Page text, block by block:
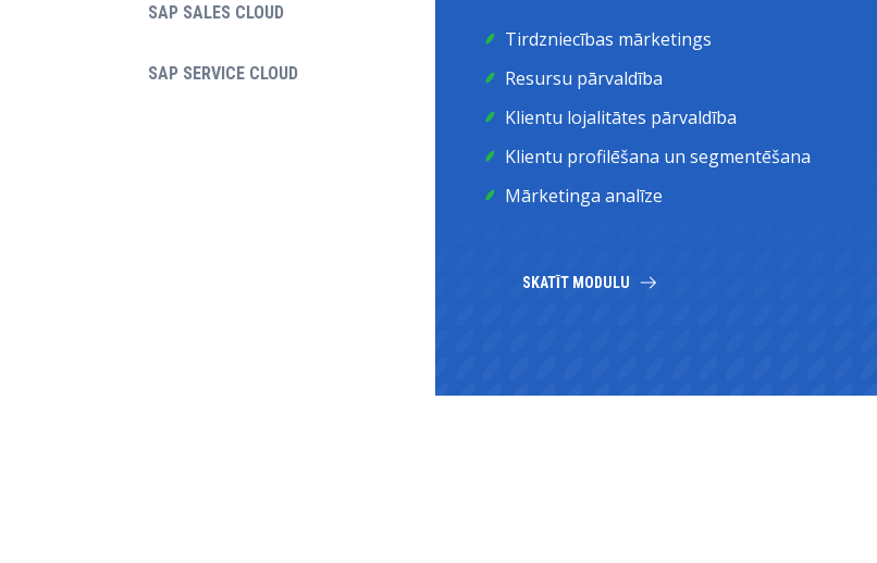
SAP SALES CLOUD
SAP SERVICE CLOUD
Tirdzniecības mārketings
Resursu pārvaldība
Klientu lojalitātes pārvaldība
Klientu profilēšana un segmentēšana
Mārketinga analīze
SKATĪT MODULU